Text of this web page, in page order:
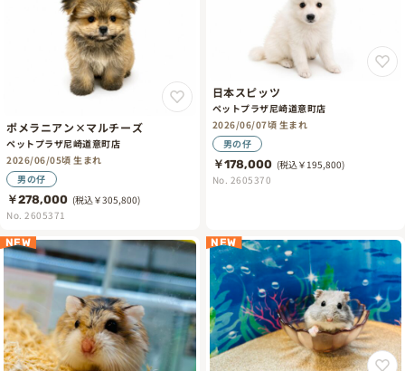
ポメラニアン×マルチーズ
ペットプラザ尼崎道意町店
2026/06/05頃 生まれ
男の仔
￥278,000 (税込￥305,800)
No. 2605371
日本スピッツ
ペットプラザ尼崎道意町店
2026/06/07頃 生まれ
男の仔
￥178,000 (税込￥195,800)
No. 2605370
NEW NEW